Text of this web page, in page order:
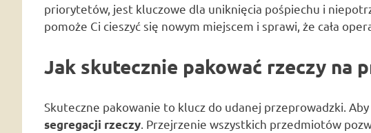
priorytetów, jest kluczowe dla uniknięcia pośpiechu i
pomoże Ci cieszyć się nowym miejscem i sprawi, że cała
Jak skutecznie pakować rzeczy na
Skuteczne pakowanie to klucz do udanej przeprowadzki.
segregacji rzeczy. Przejrzenie wszystkich przedmiotów